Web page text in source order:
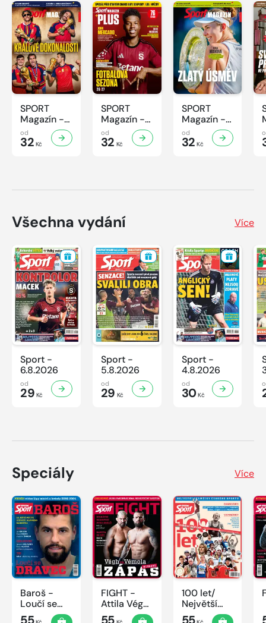
SPORT
Magazín -
31/2026
od
32 Kč
SPORT
Magazín -
30/2026
od
32 Kč
SPORT
Magazín -
29/2026
od
32 Kč
Všechna vydání Více
Sport -
6.8.2026
od
29 Kč
Sport -
5.8.2026
od
29 Kč
Sport -
4.8.2026
od
30Kč
Speciály Více
Baroš -
Loučí se
dravec
55
FIGHT -
Attila Végh
vs. Karlos
55
100 let/
Největší
okamžiky
55